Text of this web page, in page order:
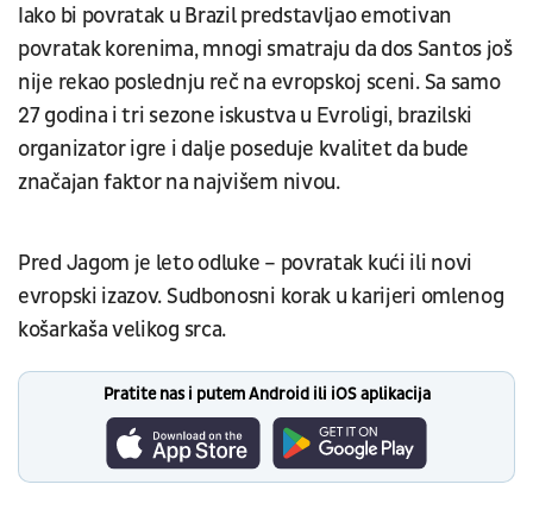
Iako bi povratak u Brazil predstavljao emotivan
povratak korenima, mnogi smatraju da dos Santos još
nije rekao poslednju reč na evropskoj sceni. Sa samo
27 godina i tri sezone iskustva u Evroligi, brazilski
organizator igre i dalje poseduje kvalitet da bude
značajan faktor na najvišem nivou.
Pred Jagom je leto odluke – povratak kući ili novi
evropski izazov. Sudbonosni korak u karijeri omlenog
košarkaša velikog srca.
Pratite nas i putem Android ili iOS aplikacija